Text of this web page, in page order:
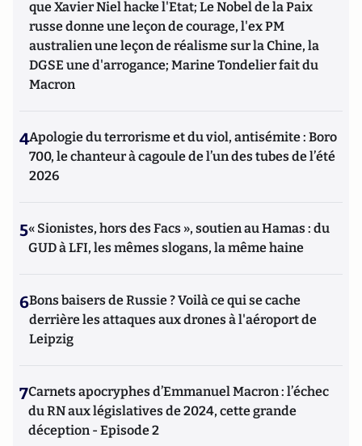
que Xavier Niel hacke l'Etat; Le Nobel de la Paix
russe donne une leçon de courage, l'ex PM
australien une leçon de réalisme sur la Chine, la
DGSE une d'arrogance; Marine Tondelier fait du
Macron
4Apologie du terrorisme et du viol, antisémite : Boro
700, le chanteur à cagoule de l’un des tubes de l’été
2026
5« Sionistes, hors des Facs », soutien au Hamas : du
GUD à LFI, les mêmes slogans, la même haine
6Bons baisers de Russie ? Voilà ce qui se cache
derrière les attaques aux drones à l'aéroport de
Leipzig
7Carnets apocryphes d’Emmanuel Macron : l’échec
du RN aux législatives de 2024, cette grande
déception - Episode 2